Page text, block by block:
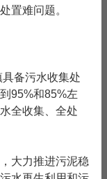
置难问题。
备污水收集处
95%和85%左
全收集、全处
大力推进污泥稳